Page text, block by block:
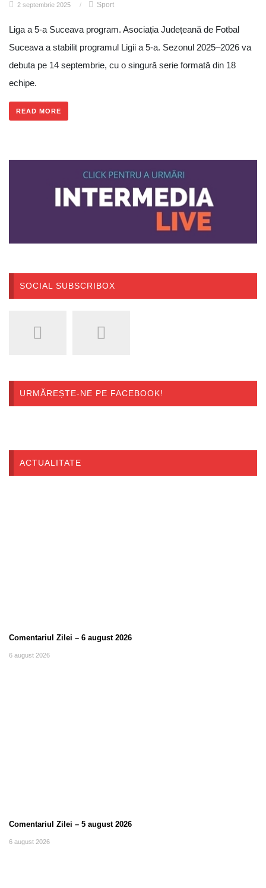
2 septembrie 2025 / Sport
Liga a 5-a Suceava program. Asociația Județeană de Fotbal
Suceava a stabilit programul Ligii a 5-a. Sezonul 2025–2026 va
debuta pe 14 septembrie, cu o singură serie formată din 18
echipe.
READ MORE
SOCIAL SUBSCRIBOX
URMĂREȘTE-NE PE FACEBOOK!
ACTUALITATE
Comentariul Zilei – 6 august 2026
6 august 2026
Comentariul Zilei – 5 august 2026
6 august 2026